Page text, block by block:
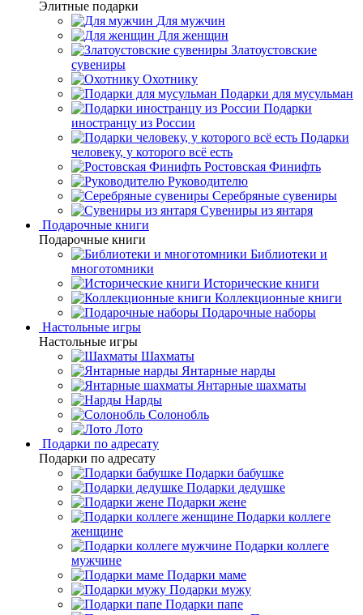
Элитные подарки
Для мужчин
Для женщин
Златоустовские
сувениры
Охотнику
Подарки для мусульман
Подарки
иностранцу из России
Подарки
человеку, у которого всё есть
Ростовская Финифть
Руководителю
Серебряные сувениры
Сувениры из янтаря
Подарочные книги
Подарочные книги
Библиотеки и
многотомники
Исторические книги
Коллекционные книги
Подарочные наборы
Настольные игры
Настольные игры
Шахматы
Янтарные нарды
Янтарные шахматы
Нарды
Солонобль
Лото
Подарки по адресату
Подарки по адресату
Подарки бабушке
Подарки дедушке
Подарки жене
Подарки коллеге
женщине
Подарки коллеге
мужчине
Подарки маме
Подарки мужу
Подарки папе